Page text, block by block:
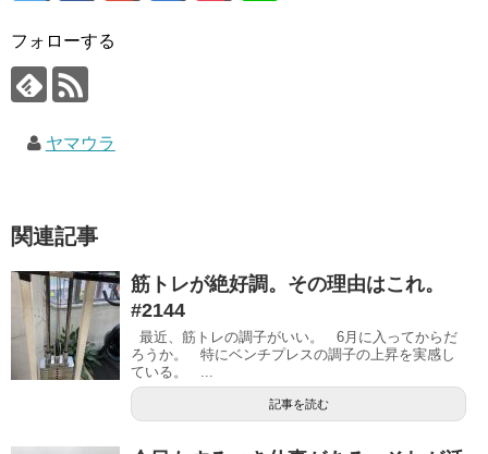
フォローする
ヤマウラ
関連記事
筋トレが絶好調。その理由はこれ。
#2144
最近、筋トレの調子がいい。 6月に入ってからだ
ろうか。 特にベンチプレスの調子の上昇を実感し
ている。 ...
記事を読む